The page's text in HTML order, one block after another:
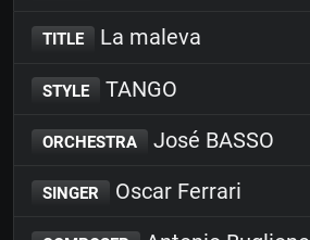
TITLE La maleva
STYLE TANGO
ORCHESTRA José BASSO
SINGER Oscar Ferrari